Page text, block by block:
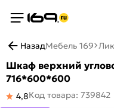
НазадМебель 169
Шкаф верхний
716*600*600
4,8Код товара: 739842